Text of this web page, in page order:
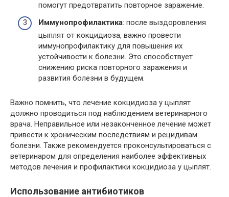
помогут предотвратить повторное заражение.
Иммунопрофилактика: после выздоровления
цыплят от кокцидиоза, важно провести
иммунопрофилактику для повышения их
устойчивости к болезни. Это способствует
снижению риска повторного заражения и
развития болезни в будущем.
Важно помнить, что лечение кокцидиоза у цыплят
должно проводиться под наблюдением ветеринарного
врача. Неправильное или незаконченное лечение может
привести к хроническим последствиям и рецидивам
болезни. Также рекомендуется проконсультироваться с
ветеринаром для определения наиболее эффективных
методов лечения и профилактики кокцидиоза у цыплят.
Использование антибиотиков